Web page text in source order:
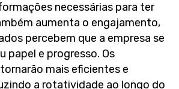
necessárias para ter
aumenta o engajamento,
percebem que a empresa se
papel e progresso. Os
mais eficientes e
a rotatividade ao longo do